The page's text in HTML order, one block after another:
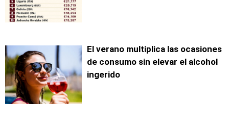
El verano multiplica las ocasiones
de consumo sin elevar el alcohol
ingerido